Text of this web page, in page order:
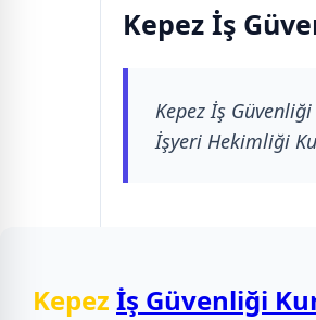
Kepez İş
Kepez İş Güvenliği
İşyeri Hekimliği
Kepez İş Güvenliği